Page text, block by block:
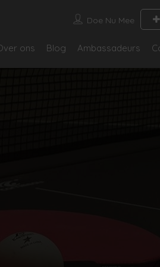
Doe Nu Mee
ons Blog Ambassadeurs